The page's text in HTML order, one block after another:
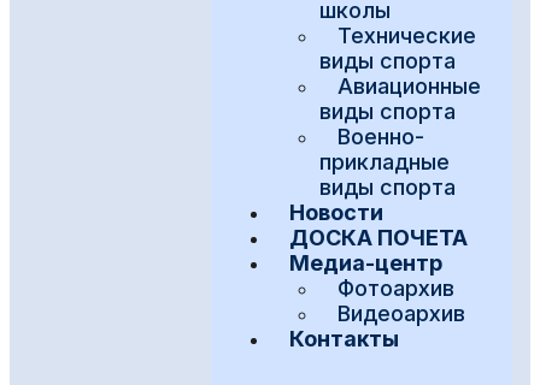
школы
Технические
виды спорта
Авиационные
виды спорта
Военно-
прикладные
виды спорта
Новости
ДОСКА ПОЧЕТА
Медиа-центр
Фотоархив
Видеоархив
Контакты